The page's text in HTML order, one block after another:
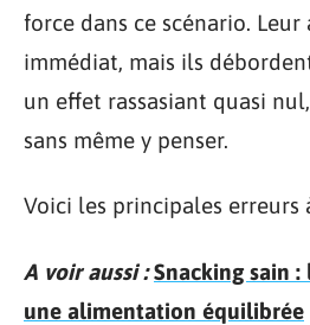
force dans ce scénario.
immédiat, mais ils
un effet rassasiant quasi
sans même y penser.
Voici les principales erreurs
A voir aussi : Snacking sain
une alimentation équilibrée